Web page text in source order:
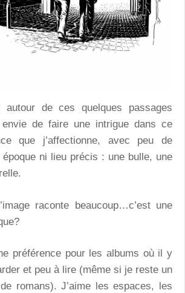
autour de ces quelques passages
de faire une intrigue dans ce
que j’affectionne, avec peu de
époque ni lieu précis : une bulle, une
raconte beaucoup…c’est une
préférence pour les albums où il y
et peu à lire (même si je reste un
romans). J’aime les espaces, les